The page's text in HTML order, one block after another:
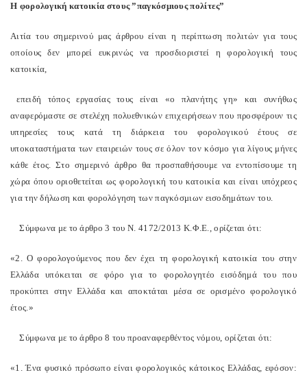
Η φορολογική κατοικία στους ”παγκόσμιους πολίτες”
Αιτία του σημερινού μας άρθρου είναι η περίπτωση πολιτών για τους
οποίους δεν μπορεί ευκρινώς να προσδιοριστεί η φορολογική τους
κατοικία,
επειδή τόπος εργασίας τους είναι «ο πλανήτης γη» και συνήθως
αναφερόμαστε σε στελέχη πολυεθνικών επιχειρήσεων που προσφέρουν τις
υπηρεσίες τους κατά τη διάρκεια του φορολογικού έτους σε
υποκαταστήματα των εταιρειών τους σε όλον τον κόσμο για λίγους μήνες
κάθε έτος. Στο σημερινό άρθρο θα προσπαθήσουμε να εντοπίσουμε τη
χώρα όπου οριοθετείται ως φορολογική του κατοικία και είναι υπόχρεος
για την δήλωση και φορολόγηση των παγκόσμιων εισοδημάτων του.
Σύμφωνα με το άρθρο 3 του Ν. 4172/2013 Κ.Φ.Ε., ορίζεται ότι:
«2. Ο φορολογούμενος που δεν έχει τη φορολογική κατοικία του στην
Ελλάδα υπόκειται σε φόρο για το φορολογητέο εισόδημά του που
προκύπτει στην Ελλάδα και αποκτάται μέσα σε ορισμένο φορολογικό
έτος.»
Σύμφωνα με το άρθρο 8 του προαναφερθέντος νόμου, ορίζεται ότι:
«1. Ένα φυσικό πρόσωπο είναι φορολογικός κάτοικος Ελλάδας, εφόσον: